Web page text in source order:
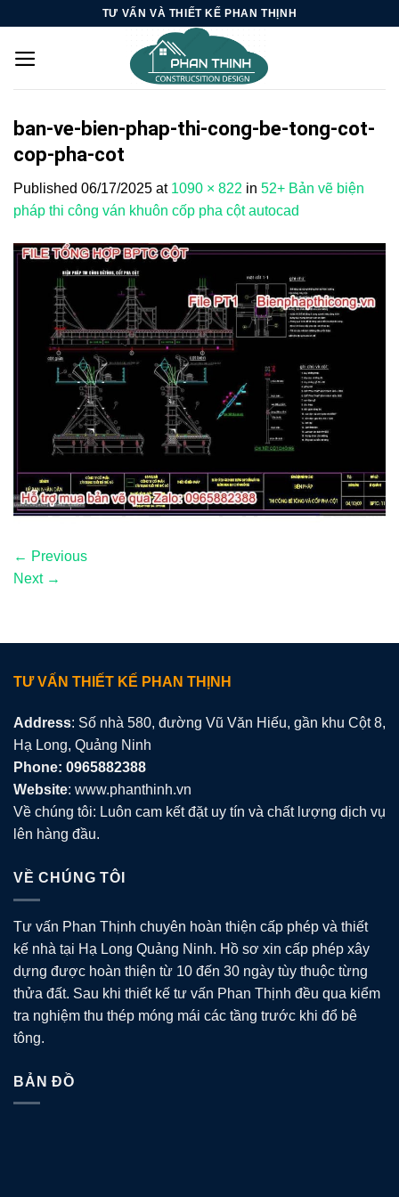
content
TƯ VẤN VÀ THIẾT KẾ PHAN THỊNH
ban-ve-bien-phap-thi-cong-be-tong-cot-
cop-pha-cot
Published 06/17/2025 at 1090 × 822 in 52+ Bản vẽ biện
pháp thi công ván khuôn cốp pha cột autocad
← Previous
Next →
TƯ VẤN THIẾT KẾ PHAN THỊNH
Address: Số nhà 580, đường Vũ Văn Hiếu, gần khu Cột 8,
Hạ Long, Quảng Ninh
Phone: 0965882388
Website: www.phanthinh.vn
Về chúng tôi: Luôn cam kết đặt uy tín và chất lượng dịch vụ
lên hàng đầu.
VỀ CHÚNG TÔI
Tư vấn Phan Thịnh chuyên hoàn thiện cấp phép và thiết
kế nhà tại Hạ Long Quảng Ninh. Hồ sơ xin cấp phép xây
dựng được hoàn thiện từ 10 đến 30 ngày tùy thuộc từng
thửa đất. Sau khi thiết kế tư vấn Phan Thịnh đều qua kiểm
tra nghiệm thu thép móng mái các tầng trước khi đổ bê
tông.
BẢN ĐỒ